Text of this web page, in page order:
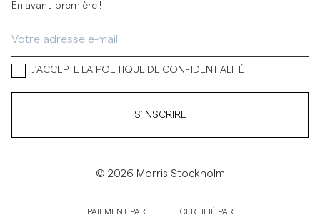
En avant-première !
J’ACCEPTE LA POLITIQUE DE CONFIDENTIALITÉ
S’INSCRIRE
© 2026 Morris Stockholm
PAIEMENT PAR CERTIFIÉ PAR